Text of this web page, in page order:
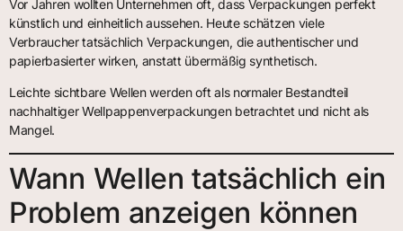
Vor Jahren wollten Unternehmen oft, dass Verpackungen perfekt
künstlich und einheitlich aussehen. Heute schätzen viele
Verbraucher tatsächlich Verpackungen, die authentischer und
papierbasierter wirken, anstatt übermäßig synthetisch.
Leichte sichtbare Wellen werden oft als normaler Bestandteil
nachhaltiger Wellpappenverpackungen betrachtet und nicht als
Mangel.
Wann Wellen tatsächlich ein
Problem anzeigen können